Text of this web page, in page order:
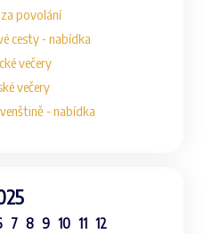
povolání
cesty - nabídka
večery
večery
- nabídka
7 8 9 10 11 12